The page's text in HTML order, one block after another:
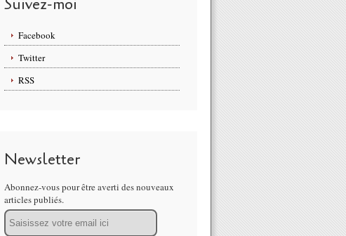
Suivez-moi
Facebook
Twitter
RSS
Newsletter
Abonnez-vous pour être averti des nouveaux
articles publiés.
Email